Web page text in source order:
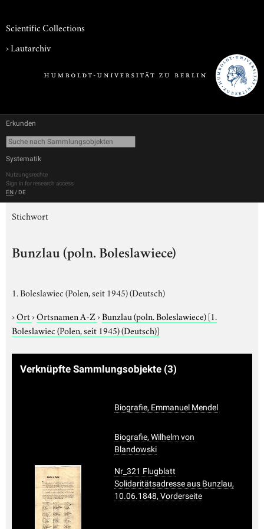
Scientific Collections
›Lautarchiv
Erkunden
Systematik
Nutzungsrechte
Sign in for research access
EN / DE
Stichwort
Bunzlau (poln. Boleslawiece)
1. Boleslawiec (Polen, seit 1945) (Deutsch)
›Ort›Ortsnamen A-Z›Bunzlau (poln. Boleslawiece)[1.
Boleslawiec (Polen, seit 1945) (Deutsch)]
Verknüpfte Sammlungsobjekte (3)
Biografie, Emmanuel Mendel
Biografie, Wilhelm von
Blandowski
Nr_321 Flugblatt
Solidaritätsadresse aus Bunzlau,
10.06.1848, Vorderseite